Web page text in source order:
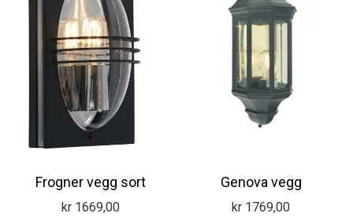
Frogner vegg sort
kr 1669,00
Genova vegg
kr 1769,00